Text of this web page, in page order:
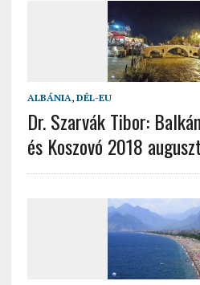
ALBÁNIA, DÉL-EU
Dr. Szarvák Tibor:
és Koszovó 2018